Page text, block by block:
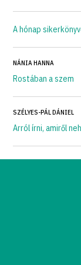
A hónap
NÁNIA HANNA
Rostában a szem
SZÉLYES-PÁL DÁNIEL
Arról írni, amiről